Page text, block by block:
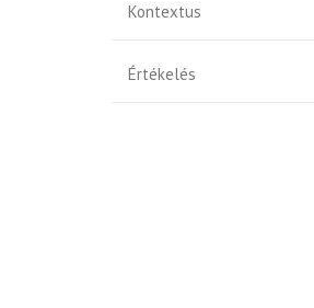
Kontextus
Értékelés